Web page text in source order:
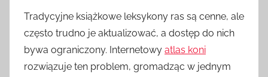
Tradycyjne książkowe leksykony ras są cenne, ale
często trudno je aktualizować, a dostęp do nich
bywa ograniczony. Internetowy atlas koni
rozwiązuje ten problem, gromadząc w jednym